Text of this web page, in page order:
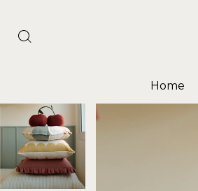
Home